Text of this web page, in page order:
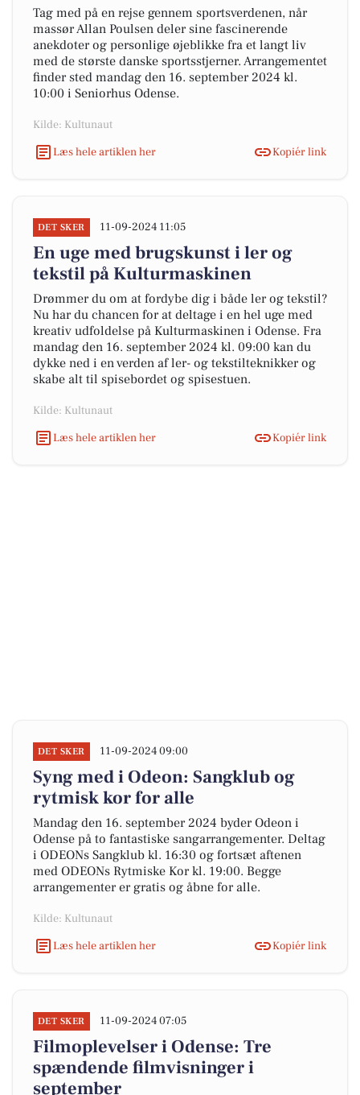
Tag med på en rejse gennem sportsverdenen, når
massør Allan Poulsen deler sine fascinerende
anekdoter og personlige øjeblikke fra et langt liv
med de største danske sportsstjerner. Arrangementet
finder sted mandag den 16. september 2024 kl.
10:00 i Seniorhus Odense.
Kilde: Kultunaut
Læs hele artiklen her
Kopiér link
DET SKER 11-09-2024 11:05
En uge med brugskunst i ler og
tekstil på Kulturmaskinen
Drømmer du om at fordybe dig i både ler og tekstil?
Nu har du chancen for at deltage i en hel uge med
kreativ udfoldelse på Kulturmaskinen i Odense. Fra
mandag den 16. september 2024 kl. 09:00 kan du
dykke ned i en verden af ler- og tekstilteknikker og
skabe alt til spisebordet og spisestuen.
Kilde: Kultunaut
Læs hele artiklen her
Kopiér link
DET SKER 11-09-2024 09:00
Syng med i Odeon: Sangklub og
rytmisk kor for alle
Mandag den 16. september 2024 byder Odeon i
Odense på to fantastiske sangarrangementer. Deltag
i ODEONs Sangklub kl. 16:30 og fortsæt aftenen
med ODEONs Rytmiske Kor kl. 19:00. Begge
arrangementer er gratis og åbne for alle.
Kilde: Kultunaut
Læs hele artiklen her
Kopiér link
DET SKER 11-09-2024 07:05
Filmoplevelser i Odense: Tre
spændende filmvisninger i
september